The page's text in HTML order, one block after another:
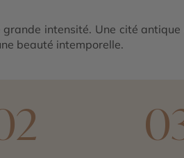
intensité. Une cité
beauté intemporelle.